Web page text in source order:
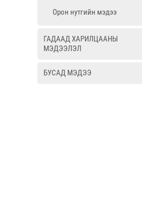
Орон нутгийн мэдээ
ГАДААД ХАРИЛЦААНЫ
МЭДЭЭЛЭЛ
БУСАД МЭДЭЭ